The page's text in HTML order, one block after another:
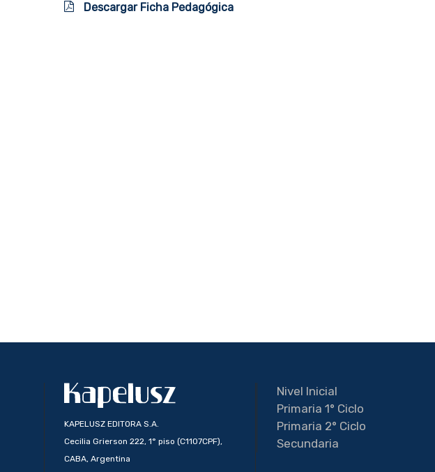
Descargar Ficha Pedagógica
KAPELUSZ EDITORA S.A.
Cecilia Grierson 222, 1° piso (C1107CPF),
CABA, Argentina
Nivel Inicial
Primaria 1° Ciclo
Primaria 2° Ciclo
Secundaria